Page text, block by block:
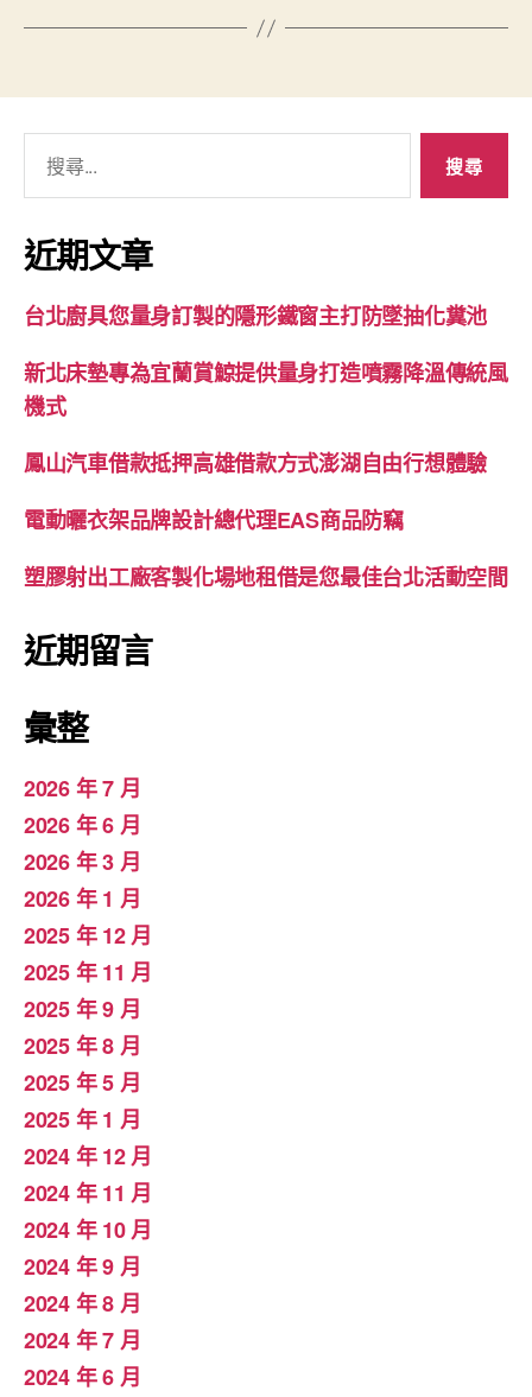
關
鍵
字:
近期文章
台北廚具您量身訂製的隱形鐵窗主打防墜抽化糞池
新北床墊專為宜蘭賞鯨提供量身打造噴霧降溫傳統風
機式
鳳山汽車借款抵押高雄借款方式澎湖自由行想體驗
電動曬衣架品牌設計總代理EAS商品防竊
塑膠射出工廠客製化場地租借是您最佳台北活動空間
近期留言
彙整
2026 年 7 月
2026 年 6 月
2026 年 3 月
2026 年 1 月
2025 年 12 月
2025 年 11 月
2025 年 9 月
2025 年 8 月
2025 年 5 月
2025 年 1 月
2024 年 12 月
2024 年 11 月
2024 年 10 月
2024 年 9 月
2024 年 8 月
2024 年 7 月
2024 年 6 月